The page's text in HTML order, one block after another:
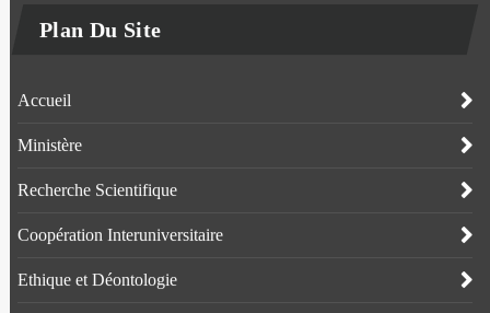
Plan Du Site
Accueil
Ministère
Recherche Scientifique
Coopération Interuniversitaire
Ethique et Déontologie